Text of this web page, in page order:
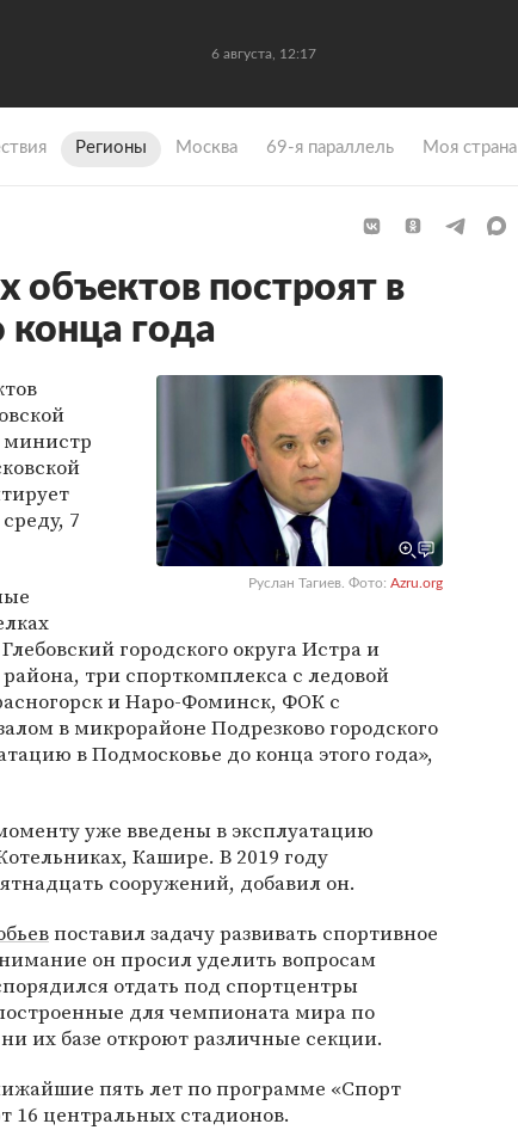
6 августа, 12:17
Регионы Москва 69-я параллель Моя страна
объектов построят в
года
Руслан Тагиев. Фото: Azru.org
министр
7
городского округа Истра и
три спорткомплекса с ледовой
и Наро-Фоминск, ФОК с
в микрорайоне Подрезково городского
в Подмосковье до конца этого года»,
уже введены в эксплуатацию
Кашире. В 2019 году
сооружений, добавил он.
поставил задачу развивать спортивное
он просил уделить вопросам
отдать под спортцентры
для чемпионата мира по
их базе откроют различные секции.
пять лет по программе «Спорт
16 центральных стадионов.